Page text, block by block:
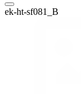
ek-ht-sf081_B